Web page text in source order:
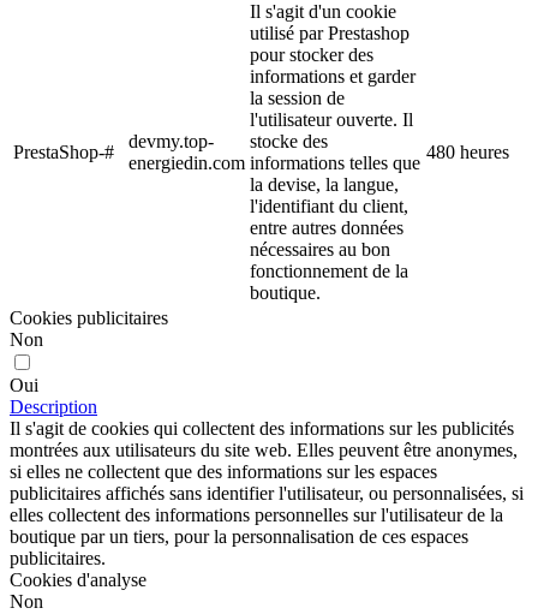
PrestaShop-#
devmy.top-
energiedin.com
Il s'agit d'un cookie
utilisé par Prestashop
pour stocker des
informations et garder
la session de
l'utilisateur ouverte. Il
stocke des
informations telles que
la devise, la langue,
l'identifiant du client,
entre autres données
nécessaires au bon
fonctionnement de la
boutique.
480 heures
Cookies publicitaires
Non
Oui
Description
Il s'agit de cookies qui collectent des informations sur les publicités
montrées aux utilisateurs du site web. Elles peuvent être anonymes,
si elles ne collectent que des informations sur les espaces
publicitaires affichés sans identifier l'utilisateur, ou personnalisées, si
elles collectent des informations personnelles sur l'utilisateur de la
boutique par un tiers, pour la personnalisation de ces espaces
publicitaires.
Cookies d'analyse
Non